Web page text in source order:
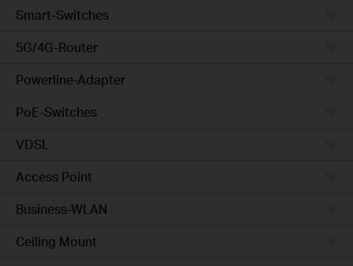
Smart-Switches
5G/4G-Router
Powerline-Adapter
PoE-Switches
VDSL
Access Point
Business-WLAN
Ceiling Mount